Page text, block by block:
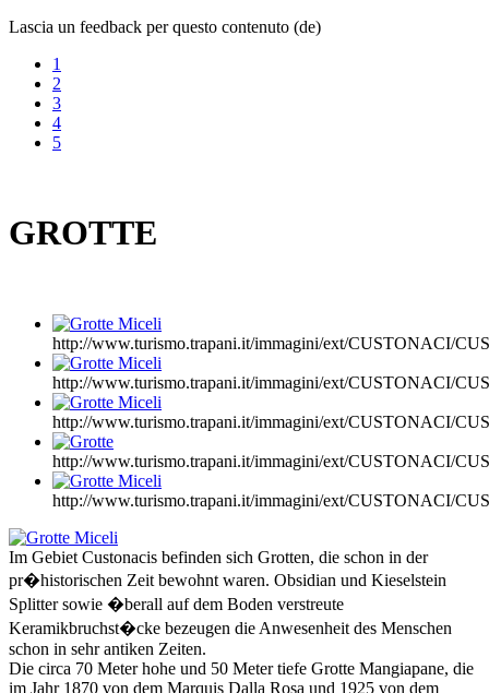
Lascia un feedback per questo contenuto (de)
1
2
3
4
5
GROTTE
http://www.turismo.trapani.it/immagini/ext/CUSTONACI/
http://www.turismo.trapani.it/immagini/ext/CUSTONACI/
http://www.turismo.trapani.it/immagini/ext/CUSTONACI/
http://www.turismo.trapani.it/immagini/ext/CUSTONACI/
http://www.turismo.trapani.it/immagini/ext/CUSTONACI/
Im Gebiet Custonacis befinden sich Grotten, die schon in der
pr�historischen Zeit bewohnt waren. Obsidian und Kieselstein
Splitter sowie �berall auf dem Boden verstreute
Keramikbruchst�cke bezeugen die Anwesenheit des Menschen
schon in sehr antiken Zeiten.
Die circa 70 Meter hohe und 50 Meter tiefe Grotte Mangiapane, die
im Jahr 1870 von dem Marquis Dalla Rosa und 1925 von dem